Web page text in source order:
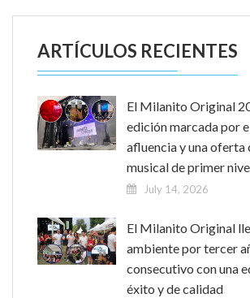
ARTÍCULOS RECIENTES
El Milanito Original
edición marcada por
afluencia y una oferta
musical de primer
July 14, 2026
El Milanito Original
ambiente por tercer
consecutivo con una
éxito y de calidad